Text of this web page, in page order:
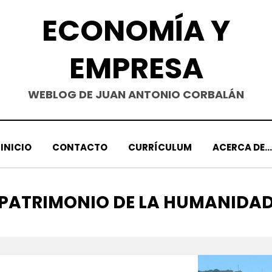
ECONOMÍA Y
EMPRESA
WEBLOG DE JUAN ANTONIO CORBALÁN
INICIO CONTACTO CURRÍCULUM ACERCA DE…
DE LA